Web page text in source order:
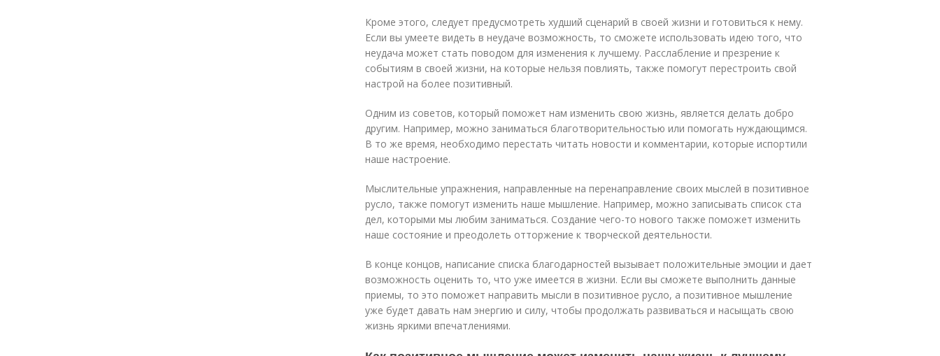
Кроме этого, следует предусмотреть худший сценарий в своей жизни и готовиться к нему.
Если вы умеете видеть в неудаче возможность, то сможете использовать идею того, что
неудача может стать поводом для изменения к лучшему. Расслабление и презрение к
событиям в своей жизни, на которые нельзя повлиять, также помогут перестроить свой
настрой на более позитивный.
Одним из советов, который поможет нам изменить свою жизнь, является делать добро
другим. Например, можно заниматься благотворительностью или помогать нуждающимся.
В то же время, необходимо перестать читать новости и комментарии, которые испортили
наше настроение.
Мыслительные упражнения, направленные на перенаправление своих мыслей в позитивное
русло, также помогут изменить наше мышление. Например, можно записывать список ста
дел, которыми мы любим заниматься. Создание чего-то нового также поможет изменить
наше состояние и преодолеть отторжение к творческой деятельности.
В конце концов, написание списка благодарностей вызывает положительные эмоции и дает
возможность оценить то, что уже имеется в жизни. Если вы сможете выполнить данные
приемы, то это поможет направить мысли в позитивное русло, а позитивное мышление
уже будет давать нам энергию и силу, чтобы продолжать развиваться и насыщать свою
жизнь яркими впечатлениями.